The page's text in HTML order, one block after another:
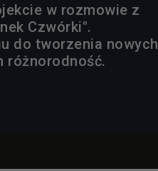
w rozmowie z
Czwórki".
do tworzenia nowych
różnorodność.